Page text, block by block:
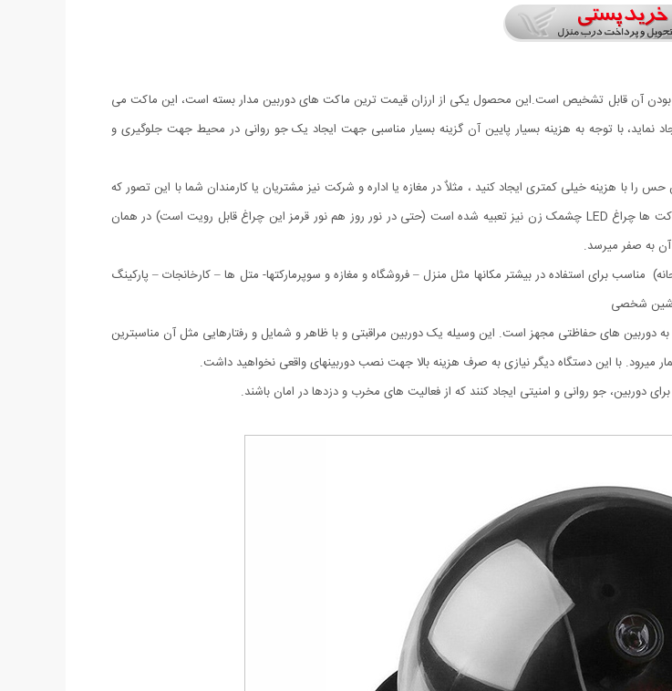
قیمت :448000 تومان
بودن آن قابل تشخیص است.این محصول یکی از ارزان قیمت ترین ماکت های دوربین مدار بسته است، این ماکت می
نماید، با توجه به هزینه بسیار پایین آن گزینه بسیار مناسبی جهت ایجاد یک جو روانی در محیط جهت جلوگیری و
هزینه خیلی کمتری ایجاد کنید ، مثلاٌ در مغازه یا اداره و شرکت نیز مشتریان یا کارمندان شما با این تصور که
شما دوربین مراقبتی کار گذاشته اید و آنها را زیر نظر دارید رفتار خواهند کرد و چون در این ماکت ها چراغ LED چشمک زن نیز تعبیه شده است (حتی در نور روز هم نور قرمز این چراغ قابل رویت است) در همان
به صفر میرسد.
برای استفاده در بیشتر مکانها مثل منزل – فروشگاه و مغازه و سوپرمارکتها- متل ها – کارخانجات – پارکینگ
شخصی
دوربین های حفاظتی مجهز است. این وسیله یک دوربین مراقبتی و با ظاهر و شمایل و رفتارهایی مثل آن مناسبترین